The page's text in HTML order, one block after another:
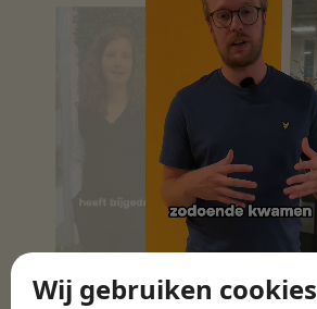
Wij gebruiken cookies